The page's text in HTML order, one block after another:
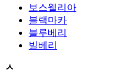
보스웰리아
블랙마카
블루베리
빌베리
ㅅ